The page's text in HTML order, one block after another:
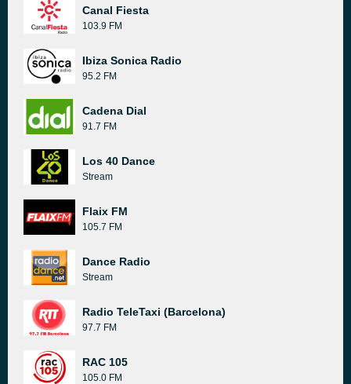
Canal Fiesta
103.9 FM
Ibiza Sonica Radio
95.2 FM
Cadena Dial
91.7 FM
Los 40 Dance
Stream
Flaix FM
105.7 FM
Dance Radio
Stream
Radio TeleTaxi (Barcelona)
97.7 FM
RAC 105
105.0 FM